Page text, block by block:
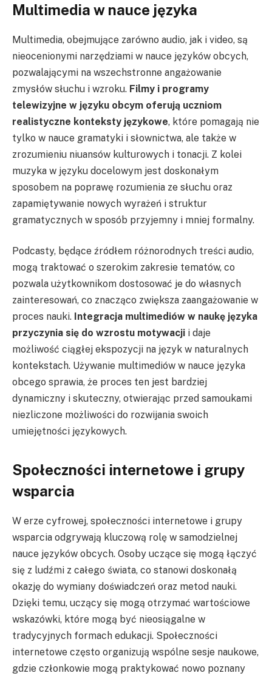
Multimedia w nauce języka
Multimedia, obejmujące zarówno audio, jak i video, są
nieocenionymi narzędziami w nauce języków obcych,
pozwalającymi na wszechstronne angażowanie
zmysłów słuchu i wzroku. Filmy i programy
telewizyjne w języku obcym oferują uczniom
realistyczne konteksty językowe, które pomagają nie
tylko w nauce gramatyki i słownictwa, ale także w
zrozumieniu niuansów kulturowych i tonacji. Z kolei
muzyka w języku docelowym jest doskonałym
sposobem na poprawę rozumienia ze słuchu oraz
zapamiętywanie nowych wyrażeń i struktur
gramatycznych w sposób przyjemny i mniej formalny.
Podcasty, będące źródłem różnorodnych treści audio,
mogą traktować o szerokim zakresie tematów, co
pozwala użytkownikom dostosować je do własnych
zainteresowań, co znacząco zwiększa zaangażowanie w
proces nauki. Integracja multimediów w naukę języka
przyczynia się do wzrostu motywacji i daje
możliwość ciągłej ekspozycji na język w naturalnych
kontekstach. Używanie multimediów w nauce języka
obcego sprawia, że proces ten jest bardziej
dynamiczny i skuteczny, otwierając przed samoukami
niezliczone możliwości do rozwijania swoich
umiejętności językowych.
Społeczności internetowe i grupy
wsparcia
W erze cyfrowej, społeczności internetowe i grupy
wsparcia odgrywają kluczową rolę w samodzielnej
nauce języków obcych. Osoby uczące się mogą łączyć
się z ludźmi z całego świata, co stanowi doskonałą
okazję do wymiany doświadczeń oraz metod nauki.
Dzięki temu, uczący się mogą otrzymać wartościowe
wskazówki, które mogą być nieosiągalne w
tradycyjnych formach edukacji. Społeczności
internetowe często organizują wspólne sesje naukowe,
gdzie członkowie mogą praktykować nowo poznany